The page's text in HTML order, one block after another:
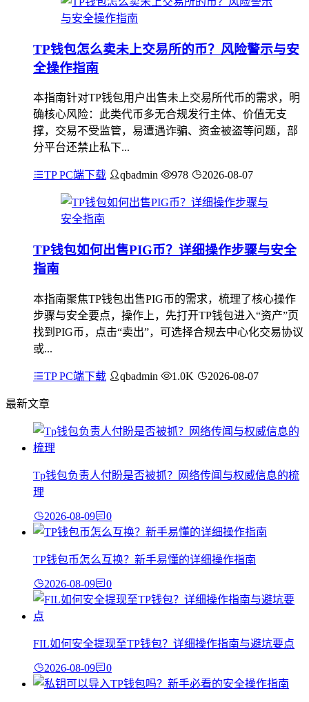
TP钱包怎么卖未上交易所的币？风险警示与安
全操作指南
本指南针对TP钱包用户出售未上交易所代币的需求，明
确核心风险：此类代币多无合规发行主体、价值无支
撑，交易不受监管，易遭遇诈骗、资金被盗等问题，部
分平台还禁止私下...
TP PC端下载 qbadmin 978 2026-08-07
TP钱包如何出售PIG币？详细操作步骤与安全
指南
本指南聚焦TP钱包出售PIG币的需求，梳理了核心操作
步骤与安全要点，操作上，先打开TP钱包进入“资产”页
找到PIG币，点击“卖出”，可选择合规去中心化交易协议
或...
TP PC端下载 qbadmin 1.0K 2026-08-07
最新文章
Tp钱包负责人付盼是否被抓？网络传闻与权威信息的梳
理
2026-08-09 0
TP钱包币怎么互换？新手易懂的详细操作指南
2026-08-09 0
FIL如何安全提现至TP钱包？详细操作指南与避坑要点
2026-08-09 0